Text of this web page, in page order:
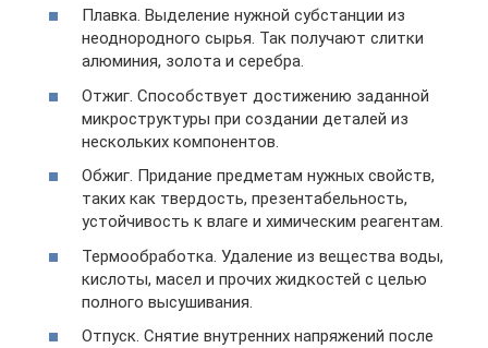
Плавка. Выделение нужной субстанции из
неоднородного сырья. Так получают слитки
алюминия, золота и серебра.
Отжиг. Способствует достижению заданной
микроструктуры при создании деталей из
нескольких компонентов.
Обжиг. Придание предметам нужных свойств,
таких как твердость, презентабельность,
устойчивость к влаге и химическим реагентам.
Термообработка. Удаление из вещества воды,
кислоты, масел и прочих жидкостей с целью
полного высушивания.
Отпуск. Снятие внутренних напряжений после